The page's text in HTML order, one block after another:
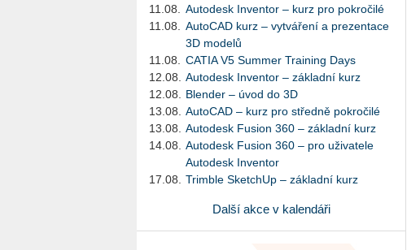
11.08.
Autodesk Inventor – kurz pro pokročilé
11.08.
AutoCAD kurz – vytváření a prezentace
3D modelů
11.08.
CATIA V5 Summer Training Days
12.08.
Autodesk Inventor – základní kurz
12.08.
Blender – úvod do 3D
13.08.
AutoCAD – kurz pro středně pokročilé
13.08.
Autodesk Fusion 360 – základní kurz
14.08.
Autodesk Fusion 360 – pro uživatele
Autodesk Inventor
17.08.
Trimble SketchUp – základní kurz
Další akce v kalendáři